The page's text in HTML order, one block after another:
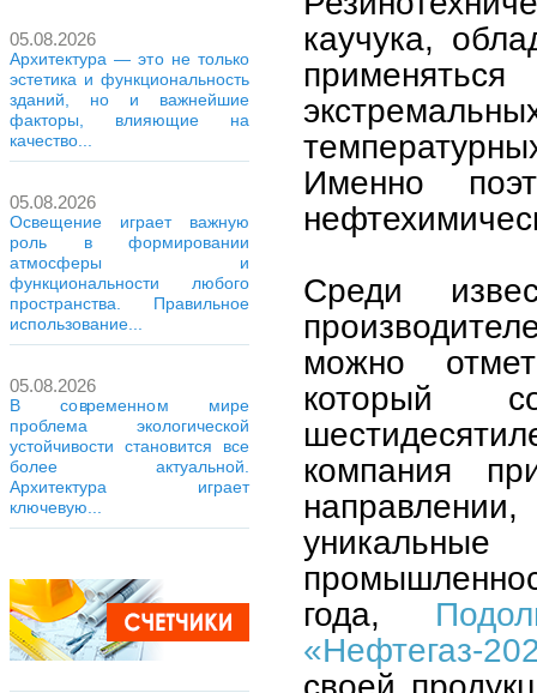
05.08.2026
Архитектура — это не только
эстетика и функциональность
зданий, но и важнейшие
факторы, влияющие на
качество...
05.08.2026
Освещение играет важную
роль в формировании
атмосферы и
функциональности любого
пространства. Правильное
использование...
05.08.2026
В современном мире
проблема экологической
устойчивости становится все
более актуальной.
Архитектура играет
ключевую...
каучука,
Именно
Среди
можно
который
компания
года,
«Нефтегаз-